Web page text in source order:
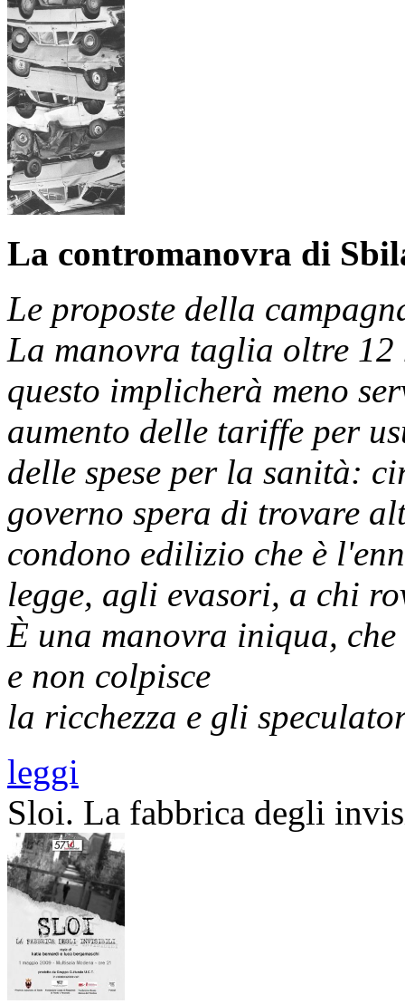
La contromanovra di
Le proposte della
La manovra taglia oltre
questo implicherà meno
aumento delle tariffe per
delle spese per la sanità:
governo spera di trovare
condono edilizio che è
legge, agli evasori, a chi
È una manovra iniqua,
e non colpisce
la ricchezza e gli
leggi
Sloi. La fabbrica degli